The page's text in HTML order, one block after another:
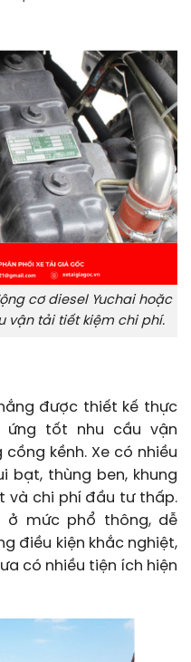
cơ diesel Yuchai hoặc
vận tải tiết kiệm chi phí.
được thiết kế thực
ứng tốt nhu cầu vận
kềnh. Xe có nhiều
bạt, thùng ben, khung
và chi phí đầu tư thấp.
ở mức phổ thông, dễ
điều kiện khắc nghiệt,
có nhiều tiện ích hiện